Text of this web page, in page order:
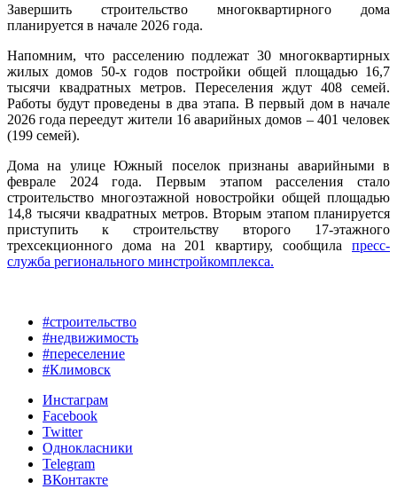
Завершить строительство многоквартирного дома
планируется в начале 2026 года.
Напомним, что расселению подлежат 30 многоквартирных
жилых домов 50-х годов постройки общей площадью 16,7
тысячи квадратных метров. Переселения ждут 408 семей.
Работы будут проведены в два этапа. В первый дом в начале
2026 года переедут жители 16 аварийных домов – 401 человек
(199 семей).
Дома на улице Южный поселок признаны аварийными в
феврале 2024 года. Первым этапом расселения стало
строительство многоэтажной новостройки общей площадью
14,8 тысячи квадратных метров. Вторым этапом планируется
приступить к строительству второго 17-этажного
трехсекционного дома на 201 квартиру, сообщила пресс-
служба регионального минстройкомплекса.
#строительство
#недвижимость
#переселение
#Климовск
Инстаграм
Facebook
Twitter
Однокласники
Telegram
ВКонтакте